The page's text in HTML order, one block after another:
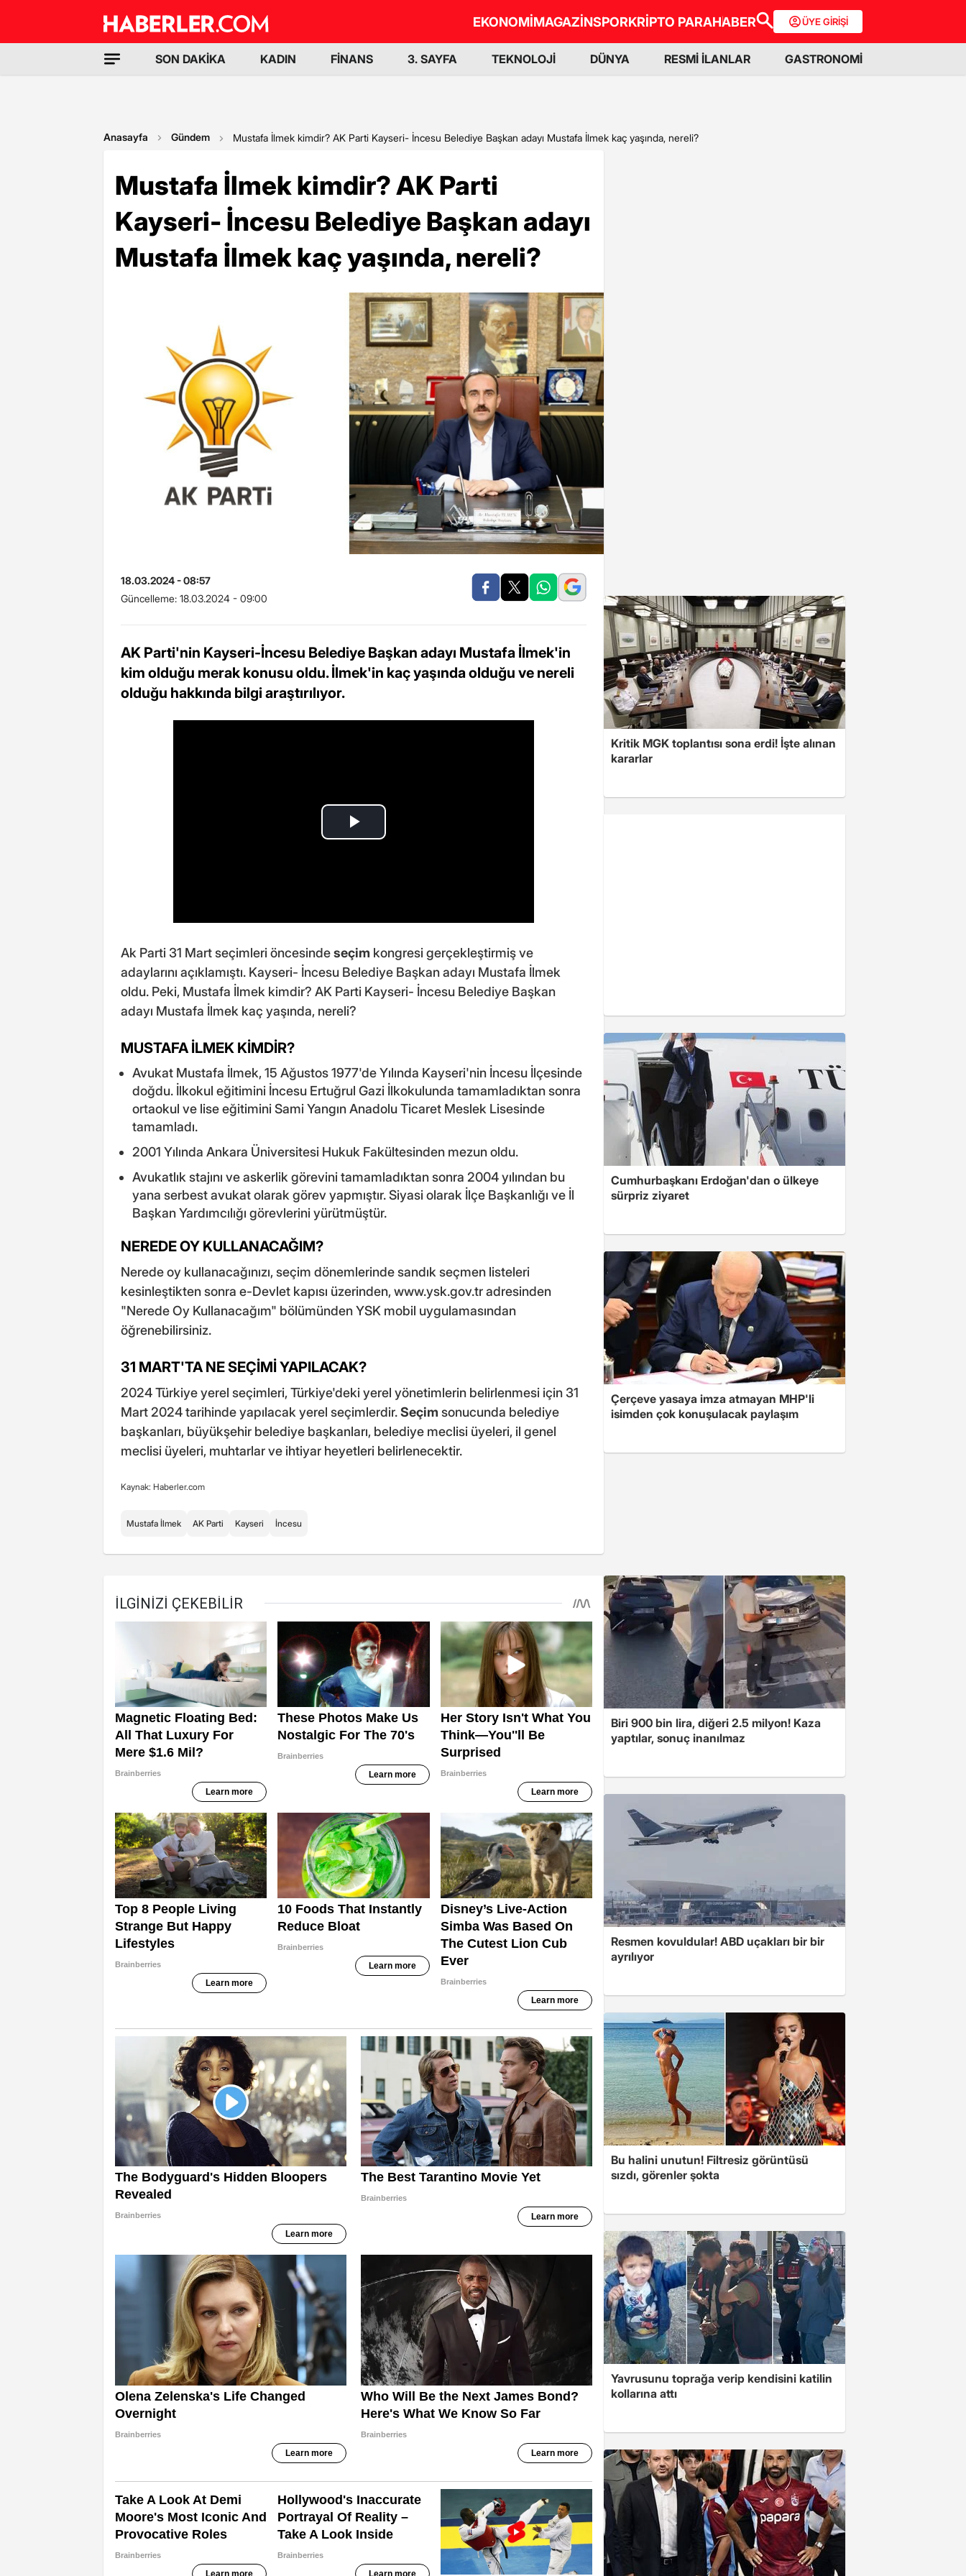
EKONOMİMAGAZİNSPORKRİPTO PARAHABER ÜYE GİRİŞİ
SON DAKİKA KADIN FİNANS 3. SAYFA TEKNOLOJİ DÜNYA RESMİ İLANLAR GASTRONOMİ
Anasayfa Gündem Mustafa İlmek kimdir? AK Parti Kayseri- İncesu Belediye Başkan adayı Mustafa İlmek kaç yaşında, nereli?
Mustafa İlmek kimdir? AK Parti
Kayseri- İncesu Belediye Başkan adayı
Mustafa İlmek kaç yaşında, nereli?
18.03.2024 - 08:57
Güncelleme: 18.03.2024 - 09:00
AK Parti'nin Kayseri-İncesu Belediye Başkan adayı Mustafa İlmek'in
kim olduğu merak konusu oldu. İlmek'in kaç yaşında olduğu ve nereli
olduğu hakkında bilgi araştırılıyor.
Ak Parti 31 Mart seçimleri öncesindeseçim kongresi gerçekleştirmiş ve
adaylarını açıklamıştı. Kayseri- İncesu Belediye Başkan adayı Mustafa İlmek
oldu. Peki, Mustafa İlmek kimdir? AK Parti Kayseri- İncesu Belediye Başkan
adayı Mustafa İlmek kaç yaşında, nereli?
MUSTAFA İLMEK KİMDİR?
Avukat Mustafa İlmek, 15 Ağustos 1977'de Yılında Kayseri'nin İncesu İlçesinde
doğdu. İlkokul eğitimini İncesu Ertuğrul Gazi İlkokulunda tamamladıktan sonra
ortaokul ve lise eğitimini Sami Yangın Anadolu Ticaret Meslek Lisesinde
tamamladı.
2001 Yılında Ankara Üniversitesi Hukuk Fakültesinden mezun oldu.
Avukatlık stajını ve askerlik görevini tamamladıktan sonra 2004 yılından bu
yana serbest avukat olarak görev yapmıştır. Siyasi olarak İlçe Başkanlığı ve İl
Başkan Yardımcılığı görevlerini yürütmüştür.
NEREDE OY KULLANACAĞIM?
Nerede oy kullanacağınızı, seçim dönemlerinde sandık seçmen listeleri
kesinleştikten sonra e-Devlet kapısı üzerinden,www.ysk.gov.tradresinden
"Nerede Oy Kullanacağım" bölümünden YSK mobil uygulamasından
öğrenebilirsiniz.
31 MART'TA NE SEÇİMİ YAPILACAK?
2024 Türkiye yerel seçimleri, Türkiye'deki yerel yönetimlerin belirlenmesi için 31
Mart 2024 tarihinde yapılacak yerel seçimlerdir.Seçim sonucunda belediye
başkanları, büyükşehir belediye başkanları, belediye meclisi üyeleri, il genel
meclisi üyeleri, muhtarlar ve ihtiyar heyetleri belirlenecektir.
Kaynak: Haberler.com
Mustafa İlmek AK Parti Kayseri İncesu
Kritik MGK toplantısı sona erdi! İşte alınan
kararlar
Cumhurbaşkanı Erdoğan'dan o ülkeye
sürpriz ziyaret
Çerçeve yasaya imza atmayan MHP'li
isimden çok konuşulacak paylaşım
Biri 900 bin lira, diğeri 2.5 milyon! Kaza
yaptılar, sonuç inanılmaz
Resmen kovuldular! ABD uçakları bir bir
ayrılıyor
Bu halini unutun! Filtresiz görüntüsü
sızdı, görenler şokta
Yavrusunu toprağa verip kendisini katilin
kollarına attı